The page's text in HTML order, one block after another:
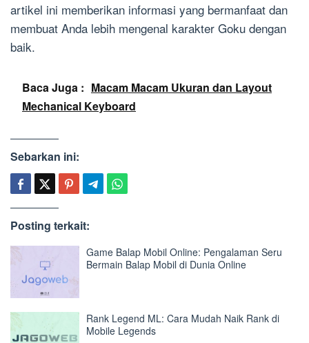
artikel ini memberikan informasi yang bermanfaat dan
membuat Anda lebih mengenal karakter Goku dengan
baik.
Baca Juga : Macam Macam Ukuran dan Layout
Mechanical Keyboard
Sebarkan ini:
Posting terkait:
Game Balap Mobil Online: Pengalaman Seru
Bermain Balap Mobil di Dunia Online
Rank Legend ML: Cara Mudah Naik Rank di
Mobile Legends